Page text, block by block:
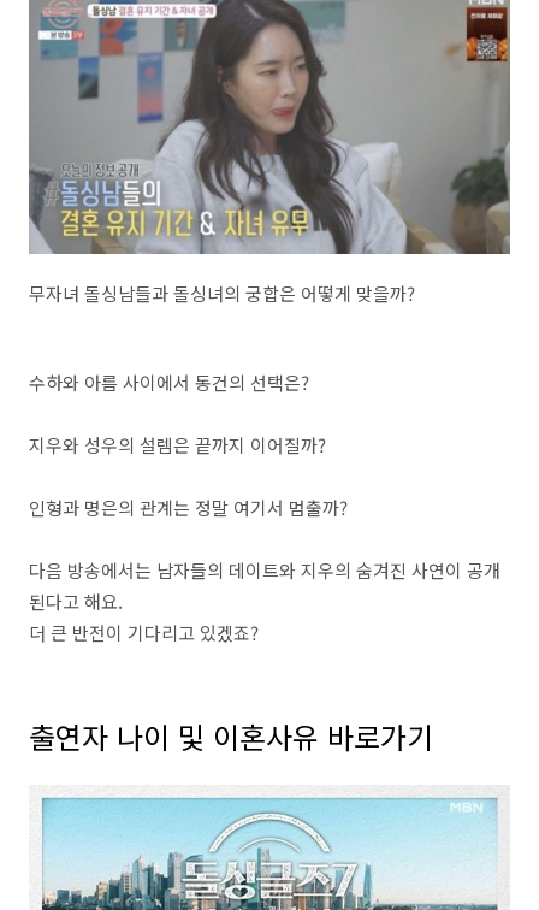
무자녀 돌싱남들과 돌싱녀의 궁합은 어떻게 맞을까?
수하와 아름 사이에서 동건의 선택은?
지우와 성우의 설렘은 끝까지 이어질까?
인형과 명은의 관계는 정말 여기서 멈출까?
다음 방송에서는 남자들의 데이트와 지우의 숨겨진 사연이 공개
된다고 해요.
더 큰 반전이 기다리고 있겠죠?
출연자 나이 및 이혼사유 바로가기